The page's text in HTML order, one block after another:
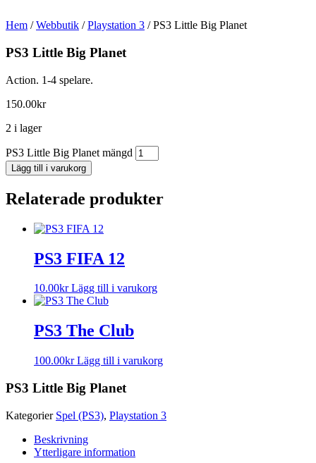
Hem /Webbutik /Playstation 3 / PS3 Little Big Planet
PS3 Little Big Planet
Action. 1-4 spelare.
150.00kr
2 i lager
PS3 Little Big Planet mängd
Lägg till i varukorg
Relaterade produkter
PS3 FIFA 12
10.00kr Lägg till i varukorg
PS3 The Club
100.00kr Lägg till i varukorg
PS3 Little Big Planet
Kategorier Spel (PS3), Playstation 3
Beskrivning
Ytterligare information